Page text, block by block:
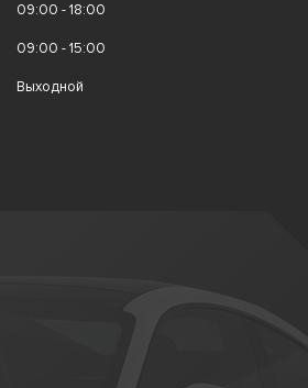
09:00 - 18:00
09:00 - 15:00
Выходной